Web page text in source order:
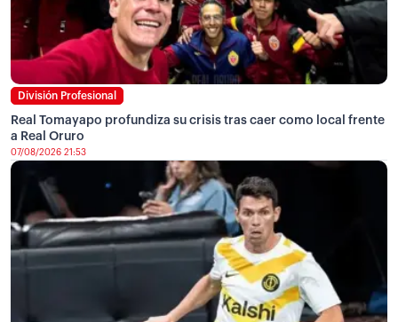
División Profesional
Real Tomayapo profundiza su crisis tras caer como local frente
a Real Oruro
07/08/2026 21:53